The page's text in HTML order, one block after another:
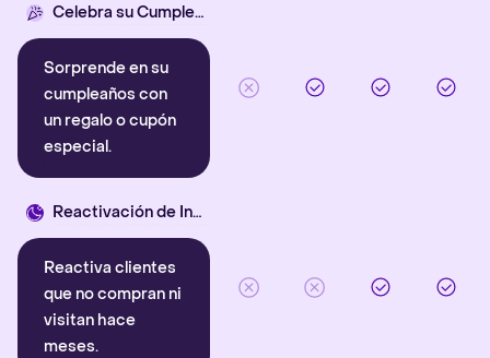
Celebra su Cumpleaños
Sorprende en su
cumpleaños con
un regalo o cupón
especial.
Reactivación de Inactivos
Reactiva clientes
que no compran ni
visitan hace
meses.